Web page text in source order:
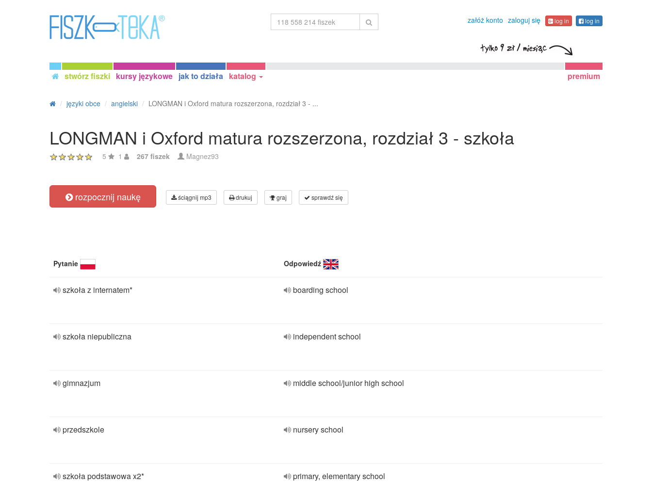
załóż konto zaloguj się log in log in
stwórz fiszki kursy językowe jak to działa katalog premium
języki obce angielski LONGMAN i Oxford matura rozszerzona, rozdział 3 - ...
LONGMAN i Oxford matura rozszerzona, rozdział 3 - szkoła
5 1 267 fiszek Magnez93
rozpocznij naukę ściągnij mp3 drukuj graj sprawdź się
Pytanie Odpowiedź
szkoła z internatem* boarding school
szkoła niepubliczna independent school
gimnazjum middle school/junior high school
przedszkole nursery school
szkoła podstawowa x2* primary, elementary school